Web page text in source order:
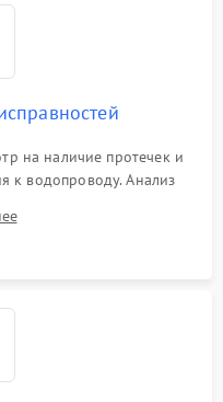
на наличие протечек и
к водопроводу. Анализ
нагрева, вращения
системы защиты